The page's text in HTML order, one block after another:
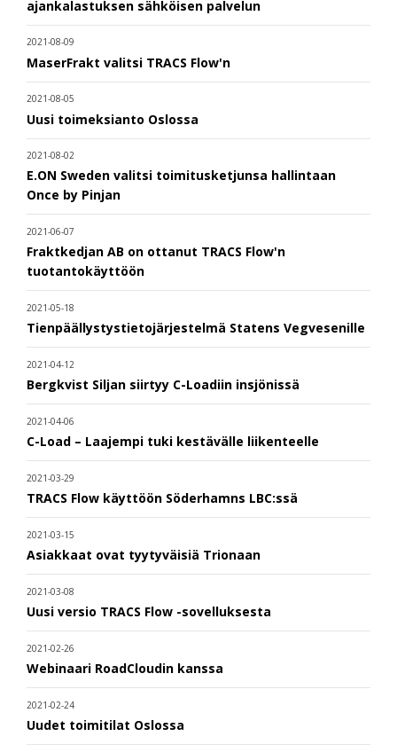
ajankalastuksen sähköisen palvelun
2021-08-09
MaserFrakt valitsi TRACS Flow'n
2021-08-05
Uusi toimeksianto Oslossa
2021-08-02
E.ON Sweden valitsi toimitusketjunsa hallintaan
Once by Pinjan
2021-06-07
Fraktkedjan AB on ottanut TRACS Flow'n
tuotantokäyttöön
2021-05-18
Tienpäällystystietojärjestelmä Statens Vegvesenille
2021-04-12
Bergkvist Siljan siirtyy C-Loadiin insjönissä
2021-04-06
C-Load – Laajempi tuki kestävälle liikenteelle
2021-03-29
TRACS Flow käyttöön Söderhamns LBC:ssä
2021-03-15
Asiakkaat ovat tyytyväisiä Trionaan
2021-03-08
Uusi versio TRACS Flow -sovelluksesta
2021-02-26
Webinaari RoadCloudin kanssa
2021-02-24
Uudet toimitilat Oslossa